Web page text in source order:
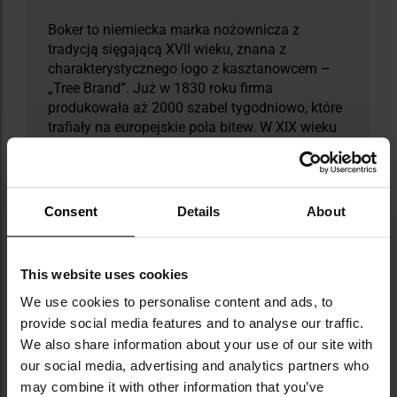
Consent Details About
This website uses cookies
We use cookies to personalise content and ads, to
provide social media features and to analyse our traffic.
We also share information about your use of our site with
our social media, advertising and analytics partners who
may combine it with other information that you’ve
Boker to niemiecka marka nożownicza z
tradycją sięgającą XVII wieku, znana z
charakterystycznego logo z kasztanowcem –
„Tree Brand”. Już w 1830 roku firma
produkowała aż 2000 szabel tygodniowo, które
trafiały na europejskie pola bitew. W XIX wieku
Meksyk, tworząc rozpoznawalne filie. Dziś
główna fabryka w Solingen specjalizuje się w
ręcznie wykonywanych nożach kolekcjonerskich
Solingen, Boker Plus, Magnum i Arbolito.
Produkty Boker są cenione przez kolekcjonerów,
służby mundurowe i kucharzy na całym świecie.
DANE TECHNICZNE